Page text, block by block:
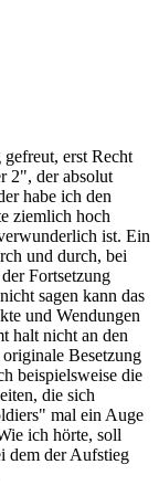
erst Recht
2", der absolut
habe ich den
ziemlich hoch
ist. Ein
und durch, bei
Fortsetzung
sagen kann das
und Wendungen
halt nicht an den
Besetzung
beispielsweise die
die sich
mal ein Auge
ich hörte, soll
dem der Aufstieg